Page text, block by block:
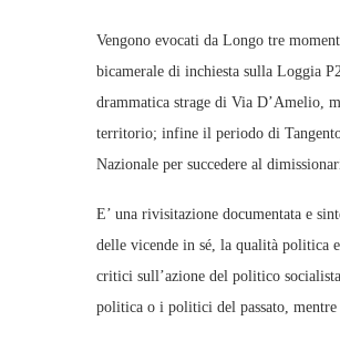
Vengono evocati da Longo tre
bicamerale di inchiesta sulla Loggia
drammatica strage di Via D’Amelio,
territorio; infine il periodo di
Nazionale per succedere al
E’ una rivisitazione documentata e
delle vicende in sé, la qualità politica
critici sull’azione del politico
politica o i politici del passato,